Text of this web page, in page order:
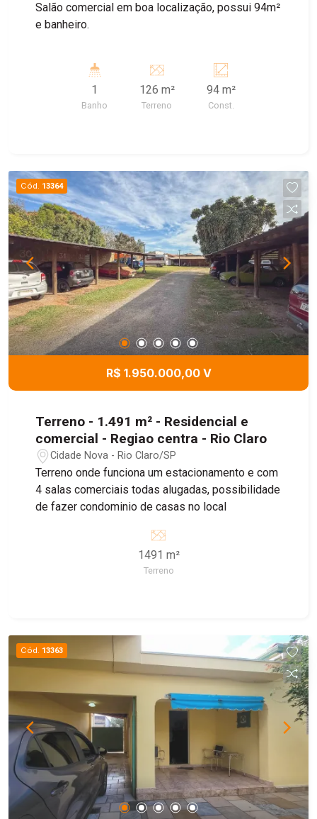
Salão comercial em boa localização, possui 94m²
e banheiro.
1
Banho
126 m²
Terreno
94 m²
Const.
Cód. 13364
R$ 1.950.000,00 V
Terreno - 1.491 m² - Residencial e
comercial - Regiao centra - Rio Claro
Cidade Nova - Rio Claro/SP
Terreno onde funciona um estacionamento e com
4 salas comerciais todas alugadas, possibilidade
de fazer condominio de casas no local
1491 m²
Terreno
Cód. 13363